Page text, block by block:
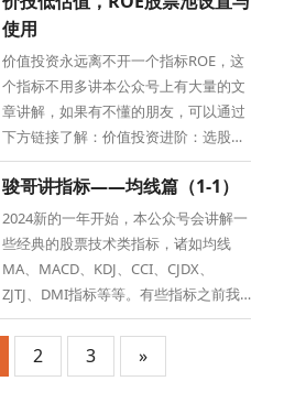
意，也没编写选股公式，就一个指标而
已。后来又有两位股友问到，想想还是
认真编写一下。这一认真距离上篇
使用
价值投资永远离不开一个指标ROE，这
个指标不用多讲本公众号上有大量的文
章讲解，如果有不懂的朋友，可以通过
下方链接了解：价值投资进阶：选股核
心指标ROE！一文看懂ROE、ROA、
ROIC指标价值投资进阶2：估值核心指
标PB与PE！一文看懂市净率和市盈率指
标骏哥这几年编写的股票池中，也大量
使用了ROE这个指标来控制选出来的股
票
骏哥讲指标——均线篇（1-1）
2024新的一年开始，本公众号会讲解一
些经典的股票技术类指标，诸如均线
MA、MACD、KDJ、CCI、CJDX、
ZJTJ、DMI指标等等。有些指标之前我
已经讲解过，这次会再次整理编写成
册，方便大家查阅。格式上大致会以一
2 3 »